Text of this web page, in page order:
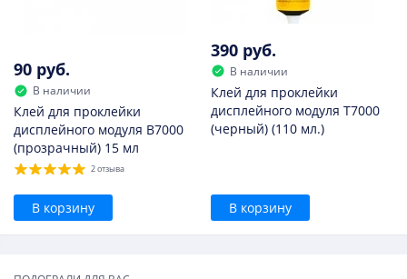
90 руб.
В наличии
Клей для проклейки
дисплейного модуля B7000
(прозрачный) 15 мл
2 отзыва
В корзину
390 руб.
В наличии
Клей для проклейки
дисплейного модуля T7000
(черный) (110 мл.)
В корзину